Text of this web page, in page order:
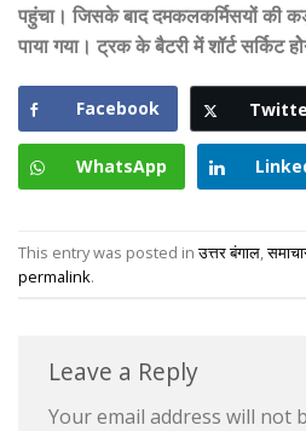
पहुंचा। जिसके बाद दमकलकर्मिसयों की
पाया गया। ट्रक के बैटरी में शॉर्ट
Facebook
WhatsApp
This entry was posted inउत्तर बंगाल,
permalink.
Leave a Reply
Your email address will not